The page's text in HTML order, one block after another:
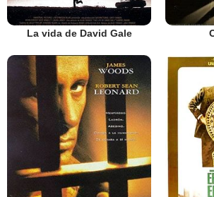
La vida de David Gale